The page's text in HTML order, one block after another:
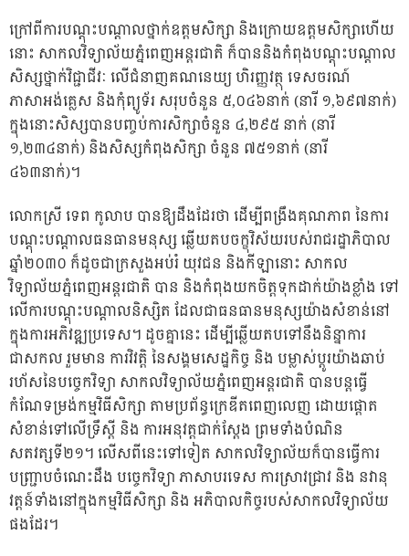
ក្រៅពីការបណ្តុះបណ្តាលថ្នាក់ឧត្តមសិក្សា និងក្រោយឧត្តមសិក្សាហើយ
នោះ សាកលវិទ្យាល័យភ្នំពេញអន្តរជាតិ ក៏បាននិងកំពុងបណ្តុះបណ្តាល
សិស្សថ្នាក់វិជ្ជាជីវៈ លើជំនាញគណនេយ្យ ហិរញ្ញវត្ថុ ទេសចរណ៍
ភាសាអង់គ្លេស និងកុំព្យូទ័រ សរុបចំនួន ៥,០៤៦នាក់ (នារី ១,៦៩៧នាក់)
ក្នុងនោះសិស្សបានបញ្ចប់ការសិក្សាចំនួន ៤,២៩៥ នាក់ (នារី
១,២៣៤នាក់) និងសិស្សកំពុងសិក្សា ចំនួន ៧៥១នាក់ (នារី
៤៦៣នាក់)។
លោកស្រី ទេព កូលាប បានឱ្យដឹងដែរថា ដើម្បីពង្រឹងគុណភាព នៃការ
បណ្តុះបណ្តាលធនធានមនុស្ស ឆ្លើយតបចក្ខុវិស័យរបស់រាជរដ្ឋាភិបាល
ឆ្នាំ២០៣០ ក៏ដូចជាក្រសួងអប់រំ យុវជន និងកីឡានោះ សាកល
វិទ្យាល័យភ្នំពេញអន្តរជាតិ បាន និងកំពុងយកចិត្តទុកដាក់យ៉ាងខ្លាំង ទៅ
លើការបណ្តុះបណ្តាលនិស្សិត ដែលជាធនធានមនុស្សយ៉ាងសំខាន់នៅ
ក្នុងការអភិវឌ្ឍប្រទេស។ ដូចគ្នានេះ ដើម្បីឆ្លើយតបទៅនឹងនិន្នាការ
ជាសកល រួមមាន ការវិវត្តិ នៃសង្គមសេដ្ឋកិច្ច និង បម្លាស់ប្តូរយ៉ាងឆាប់
រហ័សនៃបច្ចេកវិទ្យា សាកលវិទ្យាល័យភ្នំពេញអន្តរជាតិ បានបន្តធ្វើ
កំណែទម្រង់កម្មវិធីសិក្សា តាមប្រព័ន្ធក្រេឌីតពេញលេញ ដោយផ្តោត
សំខាន់ទៅលើទ្រឹស្តី និង ការអនុវត្តជាក់ស្តែង ព្រមទាំងបំណិន
សតវត្សទី២១។ លើសពីនេះទៅទៀត សាកលវិទ្យាល័យក៏បានធ្វើការ
បញ្រ្ជាបចំណេះដឹង បច្ចេកវិទ្យា ភាសាបរទេស ការស្រាវជ្រាវ និង នវានុ
វត្តន៍ទាំងនៅក្នុងកម្មវិធីសិក្សា និង អភិបាលកិច្ចរបស់សាកលវិទ្យាល័យ
ផងដែរ។